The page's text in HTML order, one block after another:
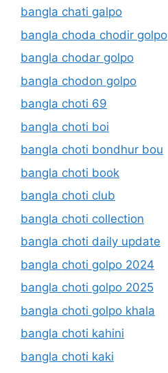
bangla chati galpo
bangla choda chodir golpo
bangla chodar golpo
bangla chodon golpo
bangla choti 69
bangla choti boi
bangla choti bondhur bou
bangla choti book
bangla choti club
bangla choti collection
bangla choti daily update
bangla choti golpo 2024
bangla choti golpo 2025
bangla choti golpo khala
bangla choti kahini
bangla choti kaki